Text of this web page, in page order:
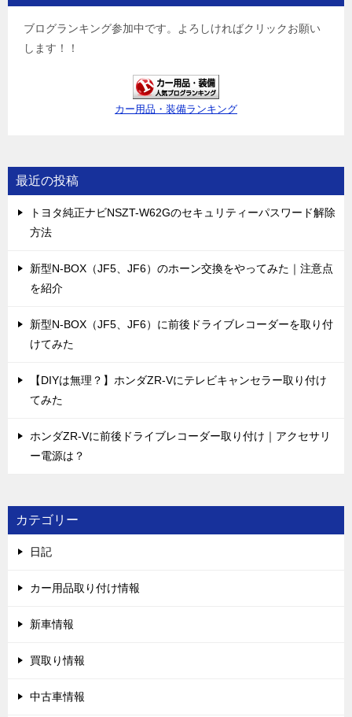
ブログランキング参加中です。よろしければクリックお願い
します！！
カー用品・装備ランキング
最近の投稿
トヨタ純正ナビNSZT-W62Gのセキュリティーパスワード解除
方法
新型N-BOX（JF5、JF6）のホーン交換をやってみた｜注意点
を紹介
新型N-BOX（JF5、JF6）に前後ドライブレコーダーを取り付
けてみた
【DIYは無理？】ホンダZR-Vにテレビキャンセラー取り付け
てみた
ホンダZR-Vに前後ドライブレコーダー取り付け｜アクセサリ
ー電源は？
カテゴリー
日記
カー用品取り付け情報
新車情報
買取り情報
中古車情報